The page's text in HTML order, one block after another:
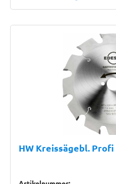
HW Kreissägebl. Profi